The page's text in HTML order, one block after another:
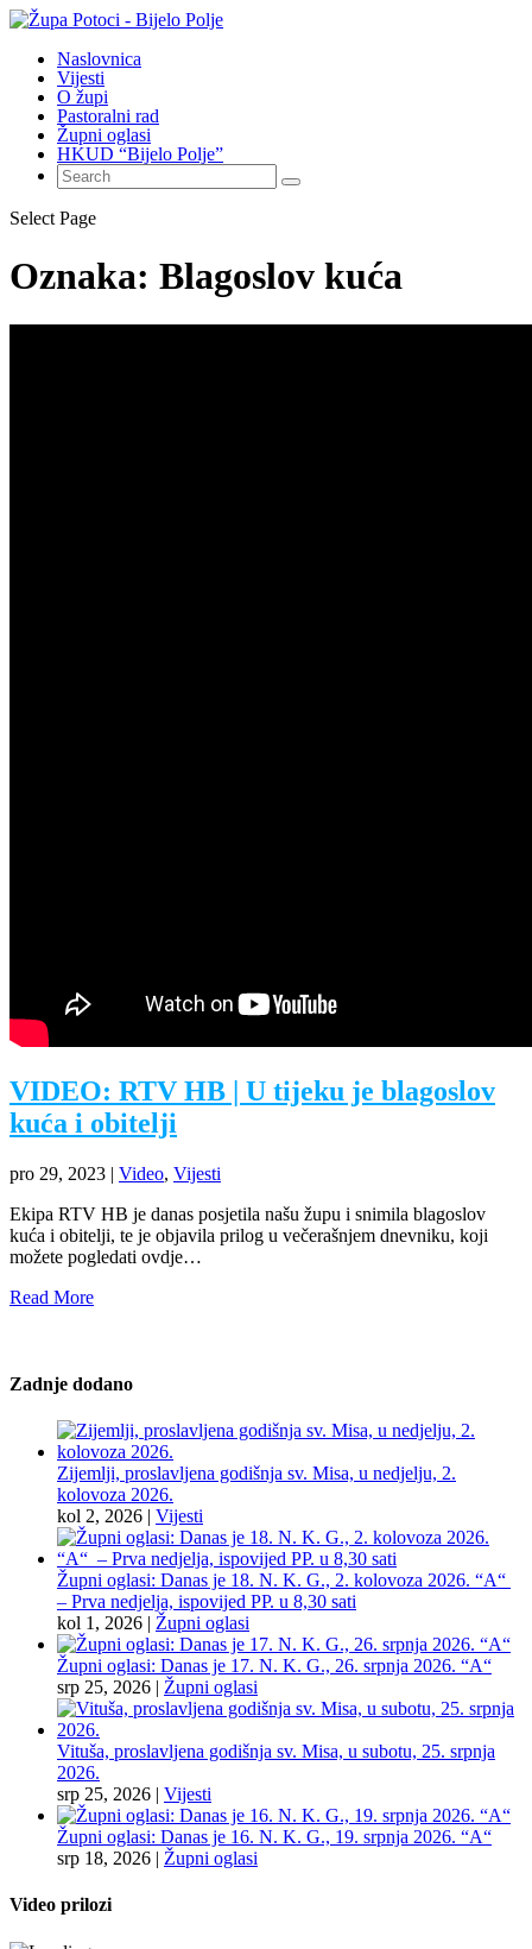
Naslovnica
Vijesti
O župi
Pastoralni rad
Župni oglasi
HKUD “Bijelo Polje”
Select Page
Oznaka: Blagoslov kuća
VIDEO: RTV HB | U tijeku je blagoslov
kuća i obitelji
pro 29, 2023 | Video, Vijesti
Ekipa RTV HB je danas posjetila našu župu i snimila blagoslov
kuća i obitelji, te je objavila prilog u večerašnjem dnevniku, koji
možete pogledati ovdje…
Read More
Zadnje dodano
Zijemlji, proslavljena godišnja sv. Misa, u nedjelju, 2.
kolovoza 2026.
kol 2, 2026 | Vijesti
Župni oglasi: Danas je 18. N. K. G., 2. kolovoza 2026. “A“
– Prva nedjelja, ispovijed PP. u 8,30 sati
kol 1, 2026 | Župni oglasi
Župni oglasi: Danas je 17. N. K. G., 26. srpnja 2026. “A“
srp 25, 2026 | Župni oglasi
Vituša, proslavljena godišnja sv. Misa, u subotu, 25. srpnja
2026.
srp 25, 2026 | Vijesti
Župni oglasi: Danas je 16. N. K. G., 19. srpnja 2026. “A“
srp 18, 2026 | Župni oglasi
Video prilozi